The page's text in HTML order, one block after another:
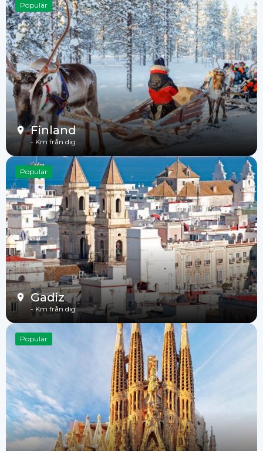
Populär
Finland
- Km från dig
Populär
Gadiz
- Km från dig
Populär